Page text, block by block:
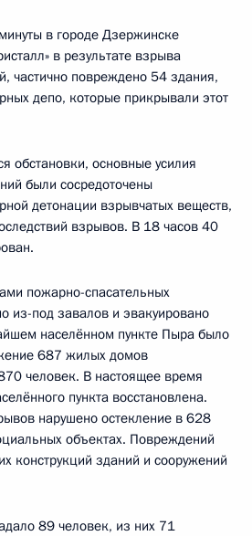
в городе Дзержинске
в результате взрыва
частично повреждено 54 здания,
депо, которые прикрывали этот
обстановки, основные усилия
были сосредоточены
детонации взрывчатых веществ,
взрывов. В 18 часов 40
пожарно-спасательных
из-под завалов и эвакуировано
населённом пункте Пыра было
687 жилых домов
человек. В настоящее время
пункта восстановлена.
нарушено остекление в 628
объектах. Повреждений
конструкций зданий и сооружений
89 человек, из них 71